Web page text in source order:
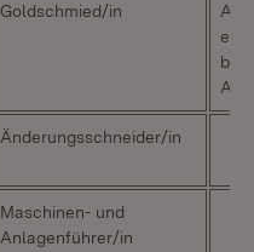
Goldschmied/in
Änderungsschneider/in
Maschinen- und
Anlagenführer/in